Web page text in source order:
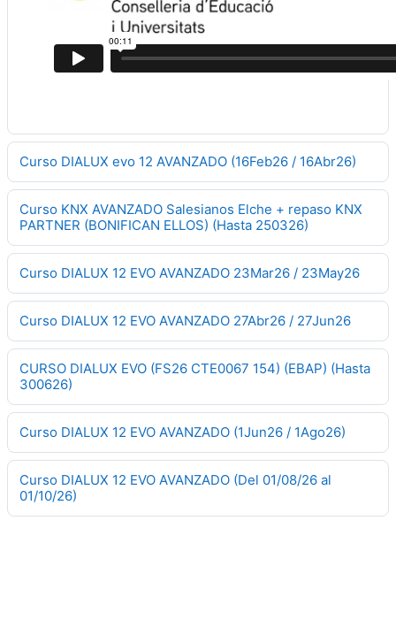
Curso DIALUX evo 12 AVANZADO (16Feb26 / 16Abr26)
Curso KNX AVANZADO Salesianos Elche + repaso KNX
PARTNER (BONIFICAN ELLOS) (Hasta 250326)
Curso DIALUX 12 EVO AVANZADO 23Mar26 / 23May26
Curso DIALUX 12 EVO AVANZADO 27Abr26 / 27Jun26
CURSO DIALUX EVO (FS26 CTE0067 154) (EBAP) (Hasta
300626)
Curso DIALUX 12 EVO AVANZADO (1Jun26 / 1Ago26)
Curso DIALUX 12 EVO AVANZADO (Del 01/08/26 al
01/10/26)